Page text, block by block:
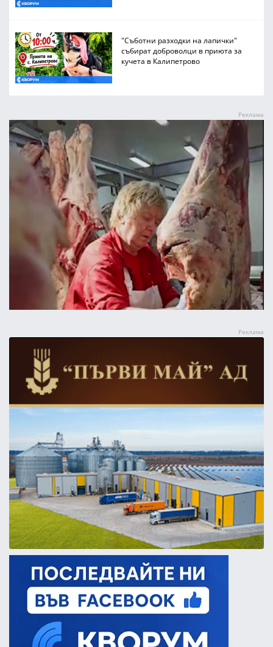
"Съботни разходки на лапички"
събират доброволци в приюта за
кучета в Калипетрово